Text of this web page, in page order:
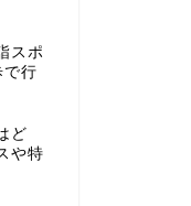
スポ
で行
ど
や特